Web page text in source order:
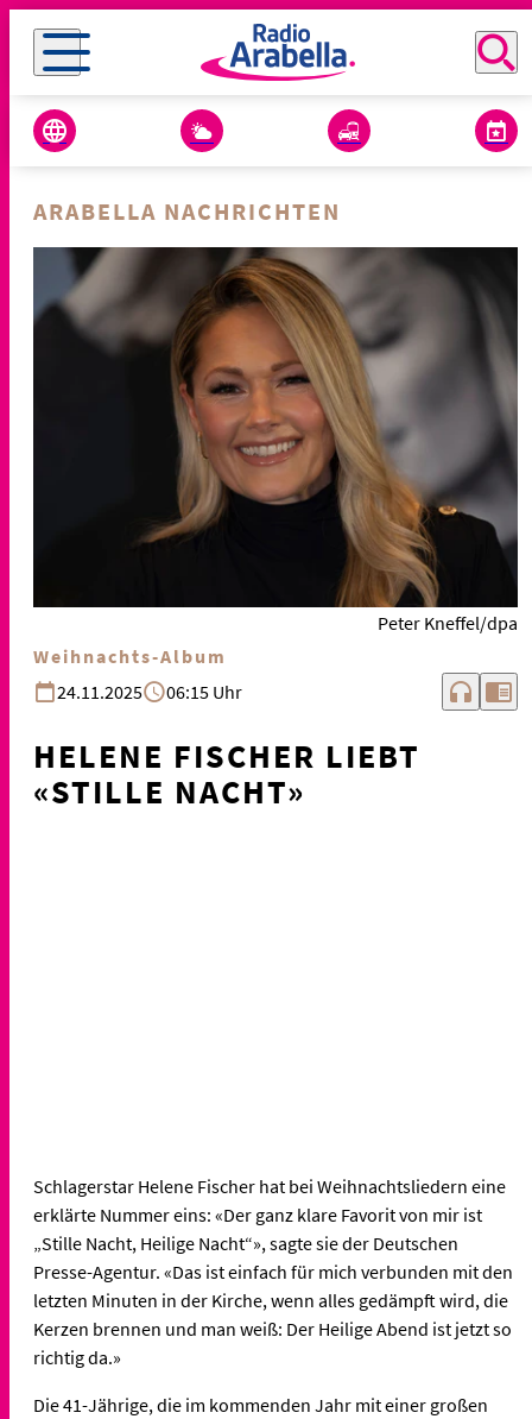
ARABELLA NACHRICHTEN
Peter Kneffel/dpa
Weihnachts-Album
24.11.2025
06:15 Uhr headphones chrome_reader_mode
HELENE FISCHER LIEBT
«STILLE NACHT»
Schlagerstar Helene Fischer hat bei Weihnachtsliedern eine
erklärte Nummer eins: «Der ganz klare Favorit von mir ist
„Stille Nacht, Heilige Nacht“», sagte sie der Deutschen
Presse-Agentur. «Das ist einfach für mich verbunden mit den
letzten Minuten in der Kirche, wenn alles gedämpft wird, die
Kerzen brennen und man weiß: Der Heilige Abend ist jetzt so
richtig da.»
Die 41-Jährige, die im kommenden Jahr mit einer großen